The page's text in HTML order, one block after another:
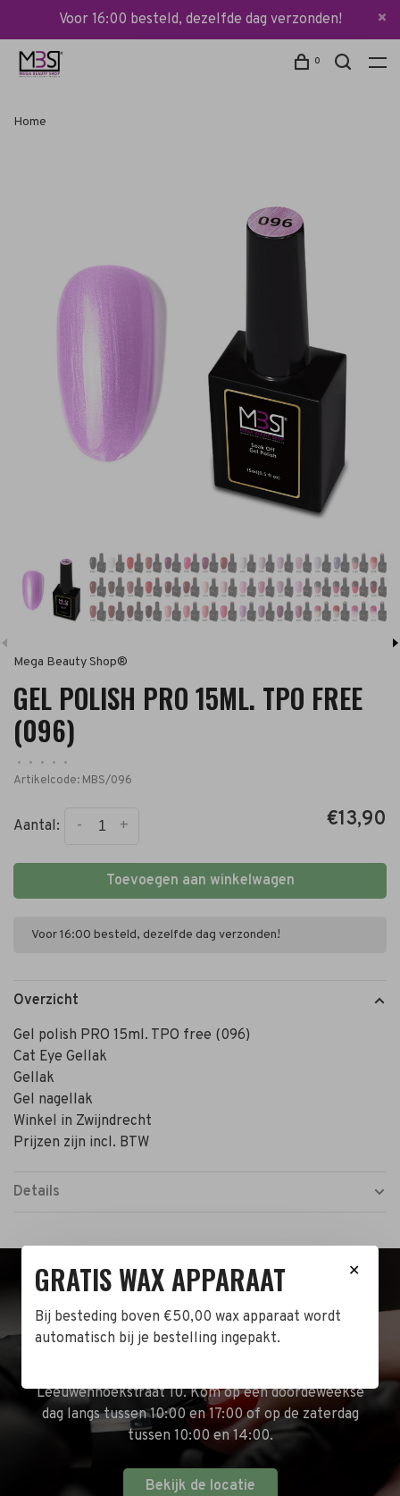
Voor 16:00 besteld, dezelfde dag verzonden!
0
Home
Mega Beauty Shop®
GEL POLISH PRO 15ML. TPO FREE
(096)
• • • •
•
Artikelcode: MBS/096
Aantal: +
- €13,90
Toevoegen aan winkelwagen
Voor 16:00 besteld, dezelfde dag verzonden!
Overzicht
Gel polish PRO 15ml. TPO free (096)
Cat Eye Gellak
Gellak
Gel nagellak
Winkel in Zwijndrecht
Prijzen zijn incl. BTW
Details
BEZOEK DE WINKEL!
Naast de online shop hebben wij ook een fysieke
Leeuwenhoekstraat 10. Kom op een doordeweekse
dag langs tussen 10:00 en 17:00 of op de zaterdag
tussen 10:00 en 14:00.
Bekijk de locatie
✕
GRATIS WAX APPARAAT
Bij besteding boven €50,00 wax apparaat wordt
automatisch bij je bestelling ingepakt.